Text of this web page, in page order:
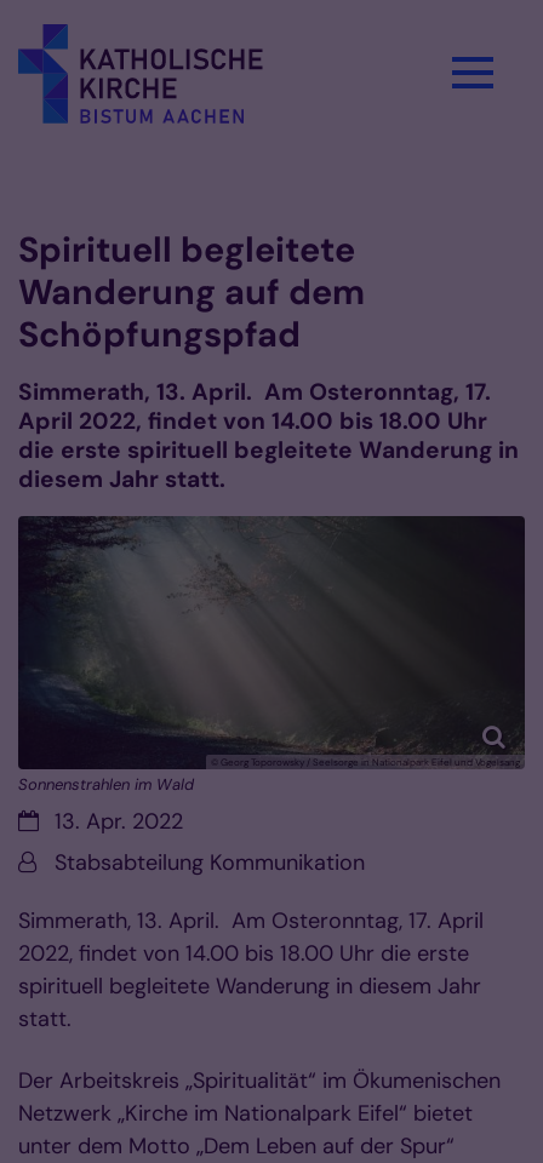
Spirituell begleitete
Wanderung auf dem
Schöpfungspfad
Simmerath, 13. April. Am Osteronntag, 17.
April 2022, findet von 14.00 bis 18.00 Uhr
die erste spirituell begleitete Wanderung in
diesem Jahr statt.
© Georg Toporowsky / Seelsorge in Nationalpark Eifel und Vogelsang
Sonnenstrahlen im Wald
Datum:13. Apr. 2022
Von:Stabsabteilung Kommunikation
Simmerath, 13. April. Am Osteronntag, 17. April
2022, findet von 14.00 bis 18.00 Uhr die erste
spirituell begleitete Wanderung in diesem Jahr
statt.
Der Arbeitskreis „Spiritualität“ im Ökumenischen
Netzwerk „Kirche im Nationalpark Eifel“ bietet
unter dem Motto „Dem Leben auf der Spur“